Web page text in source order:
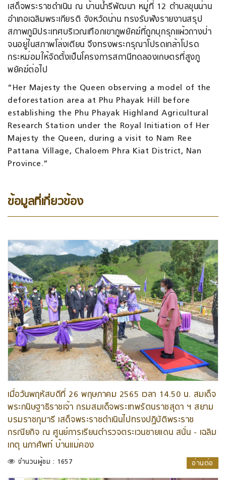
เสด็จพระราชดำเนิน ณ บ้านน้ำรีพัฒนา หมู่ที่ 12 ตำบลขุนน่าน
อำเภอเฉลิมพระเกียรติ จังหวัดน่าน ทรงรับฟังรายงานสรุป
สภาพภูมิประเทศบริเวณเทือกเขาภูพยัคฆ์ที่ถูกบุกรุกแผ้วถางป่า
จนอยู่ในสภาพโล่งเตียน จึงทรงพระกรุณาโปรดเกล้าโปรด
กระหม่อมให้จัดตั้งเป็นโครงการสถานีทดลองเกษตรที่สูงภู
พยัคฆ์ต่อไป
“Her Majesty the Queen observing a model of the
deforestation area at Phu Phayak Hill before
establishing the Phu Phayak Highland Agricultural
Research Station under the Royal Initiation of Her
Majesty the Queen, during a visit to Nam Ree
Pattana Village, Chaloem Phra Kiat District, Nan
Province.”
ข้อมูลที่เกี่ยวข้อง
เมื่อวันพฤหัสบดีที่ 26 พฤษภาคม 2565 เวลา 14.50 น. สมเด็จ
พระกนิษฐาธิราชเจ้า กรมสมเด็จพระเทพรัตนราชสุดา ฯ สยาม
บรมราชกุมารี เสด็จพระราชดำเนินไปทรงปฏิบัติพระราช
กรณียกิจ ณ ศูนย์การเรียนตำรวจตระเวนชายแดน สนั่น - เฉลิม
เกตุ นภาศัพท์ บ้านแม่คอง
จำนวนผู้ชม : 1657 อ่านต่อ